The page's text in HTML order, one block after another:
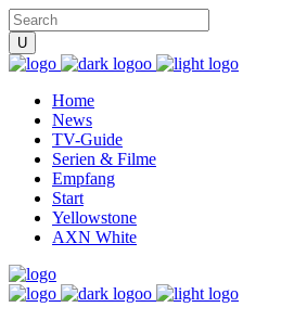
Home
News
TV-Guide
Serien & Filme
Empfang
Start
Yellowstone
AXN White